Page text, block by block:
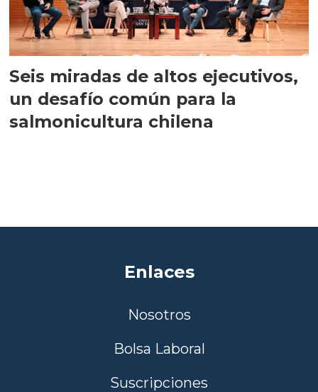
Seis miradas de altos ejecutivos,
un desafío común para la
salmonicultura chilena
Enlaces
Nosotros
Bolsa Laboral
Suscripciones